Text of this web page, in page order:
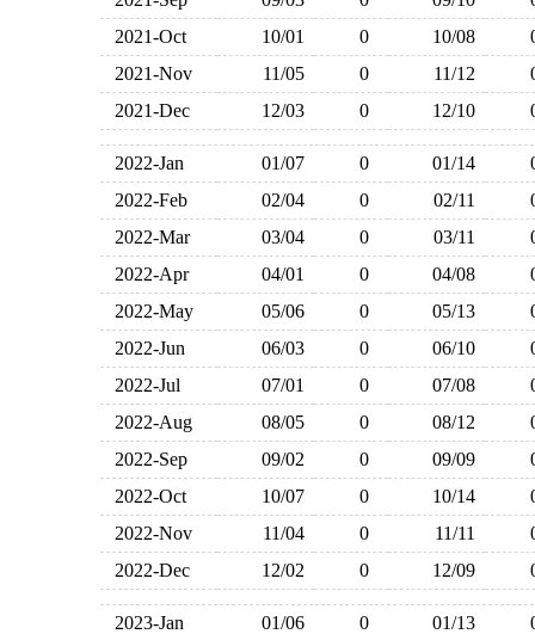
2021-Oct
10/01 0 10/08
2021-Nov
11/05 0 11/12
2021-Dec
12/03 0 12/10
2022-Jan 01/07 0 01/14
2022-Feb
02/04 0 02/11
2022-Mar
03/04 0 03/11
2022-Apr
04/01 0 04/08
2022-May
05/06 0 05/13
2022-Jun
06/03 0 06/10
2022-Jul
07/01 0 07/08
2022-Aug
08/05 0 08/12
2022-Sep
09/02 0 09/09
2022-Oct
10/07 0 10/14
2022-Nov
11/04 0 11/11
2022-Dec
12/02 0 12/09
2023-Jan 01/06 0 01/13